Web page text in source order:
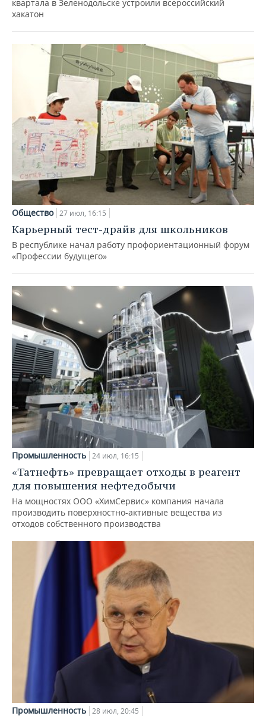
квартала в Зеленодольске устроили всероссийский
хакатон
Общество 27 июл, 16:15
Карьерный тест-драйв для школьников
В республике начал работу профориентационный форум
«Профессии будущего»
Промышленность 24 июл, 16:15
«Татнефть» превращает отходы в реагент
для повышения нефтедобычи
На мощностях ООО «ХимСервис» компания начала
производить поверхностно-активные вещества из
отходов собственного производства
Промышленность 28 июл, 20:45